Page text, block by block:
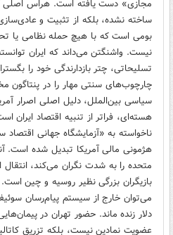
مجازی» دست یافته است. هراس اصلی
ساخته نشده، بلکه از تثبیت و
بومی است که با هیچ حمله نظامی یا
نیست. واشنگتن می‌داند که ایران
تسلیحاتی، چتر بازدارندگی خود را
چارچوب‌های سنتی مهار را در پنتاگون
سیاسی بین‌الملل، دلیل اصلی اصرار
هسته‌ای، فراتر از تنبیه اقتصاد ایران
ناخواسته به «آزمایشگاه جهانی
هژمونی مالی آمریکا تبدیل شده است.
متحده را به شدت نگران می‌کند،
بازیگران بزرگی نظیر روسیه و چین
می‌توان خارج از سیستم پیام‌رسان
دلار زنده ماند. حضور تهران در
عضویت نمادین نیست، بلکه تزریق